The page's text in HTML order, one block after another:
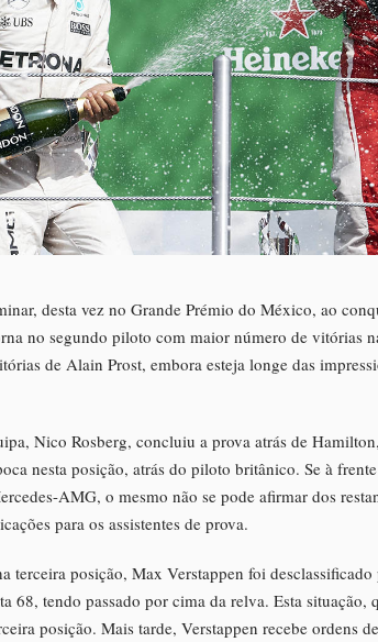
desta vez no Grande Prémio do México, ao
no segundo piloto com maior número de vitórias
de Alain Prost, embora esteja longe das
Nico Rosberg, concluiu a prova atrás de
nesta posição, atrás do piloto britânico. Se à
AMG, o mesmo não se pode afirmar dos
para os assistentes de prova.
terceira posição, Max Verstappen foi
68, tendo passado por cima da relva. Esta situação,
posição. Mais tarde, Verstappen recebe ordens